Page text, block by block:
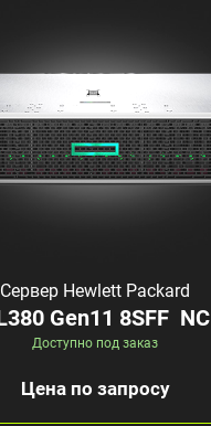
Сервер Hewlett Packard
Gen11 8SFF NC
Доступно под заказ
Цена по запросу